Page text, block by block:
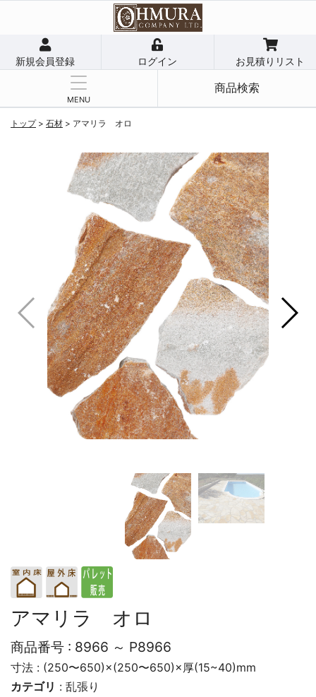
新規会員登録 ログイン お見積りリスト
MENU
商品検索
トップ> 石材 > アマリラ オロ
アマリラ オロ
商品番号 : 8966 ～ P8966
寸法 : (250〜650)×(250〜650)×厚(15~40)mm
カテゴリ : 乱張り